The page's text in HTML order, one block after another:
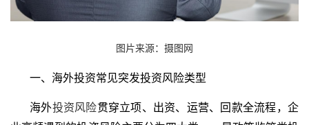
图片来源：摄图网
一、海外投资常见突发投资风险类型
海外投资风险贯穿立项、出资、运营、回款全流程，企